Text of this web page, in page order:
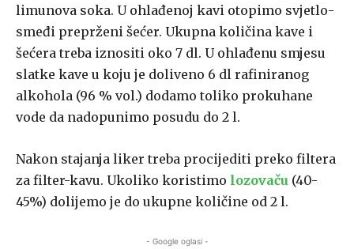
limunova soka. U ohlađenoj kavi otopimo svjetlo-
smeđi preprženi šećer. Ukupna količina kave i
šećera treba iznositi oko 7 dl. U ohlađenu smjesu
slatke kave u koju je doliveno 6 dl rafiniranog
alkohola (96 % vol.) dodamo toliko prokuhane
vode da nadopunimo posudu do 2 l.
Nakon stajanja liker treba procijediti preko filtera
za filter-kavu. Ukoliko koristimo lozovaču (40-
45%) dolijemo je do ukupne količine od 2 l.
- Google oglasi -